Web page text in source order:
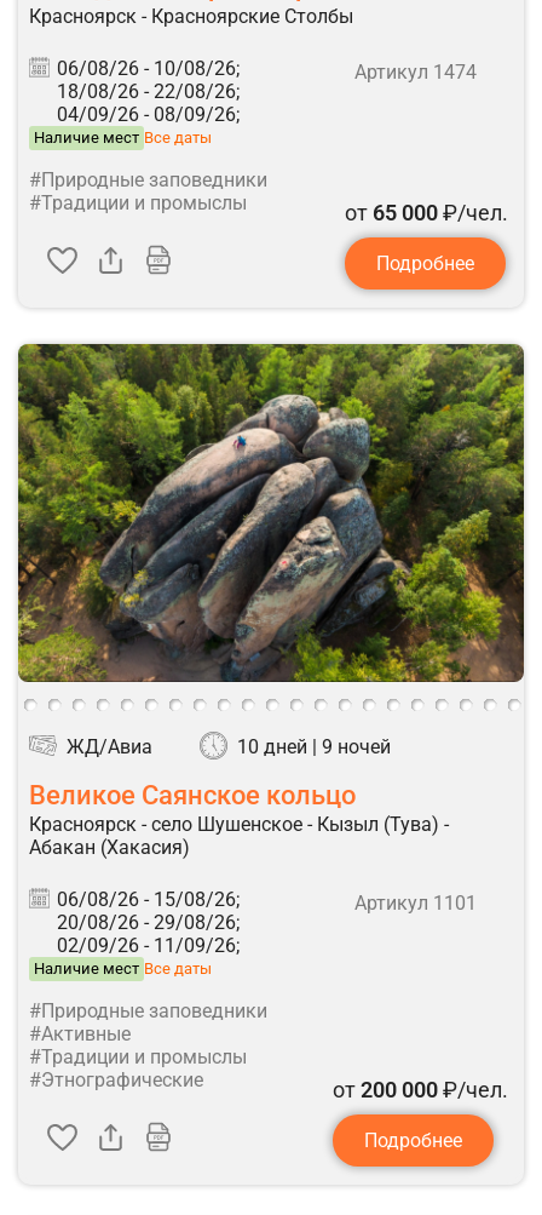
Красноярск - Красноярские Столбы
06/08/26 - 10/08/26;
18/08/26 - 22/08/26;
04/09/26 - 08/09/26;
Наличие мест Все даты
Артикул 1474
#Природные заповедники
#Традиции и промыслы
от 65 000₽/чел.
Подробнее
ЖД/Авиа 10 дней | 9 ночей
Великое Саянское кольцо
Красноярск - село Шушенское - Кызыл (Тува) -
Абакан (Хакасия)
06/08/26 - 15/08/26;
20/08/26 - 29/08/26;
02/09/26 - 11/09/26;
Наличие мест Все даты
Артикул 1101
#Природные заповедники
#Активные
#Традиции и промыслы
#Этнографические
от200 000₽/чел.
Подробнее